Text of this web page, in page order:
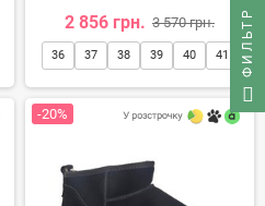
2 856 грн. 3 570 грн.
36 37 38 39 40 41
-20%
ФИЛЬТР